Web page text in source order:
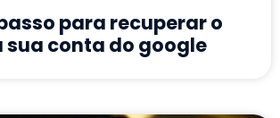
para recuperar o
sua conta do google